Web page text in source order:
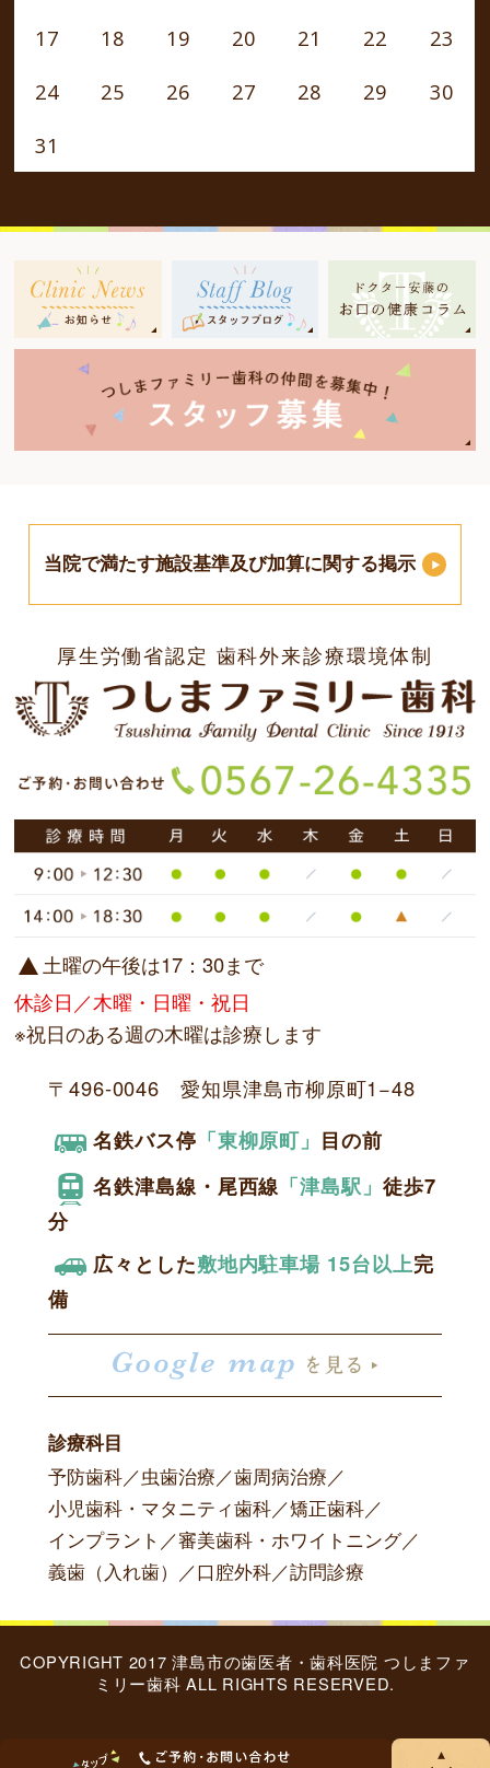
17
18 19 20 21 22
23
24
25 26 27 28 29
30
31
当院で満たす施設基準及び加算に関する掲示
厚生労働省認定 歯科外来診療環境体制
土曜の午後は17：30まで
休診日／木曜・日曜・祝日
※祝日のある週の木曜は診療します
〒496-0046 愛知県津島市柳原町1−48
名鉄バス停 「東柳原町」 目の前
名鉄津島線・尾西線 「津島駅」 徒歩7
分
広々とした敷地内駐車場 15台以上完
備
診療科目
予防歯科／虫歯治療 ／歯周病治療 ／
小児歯科・マタニティ歯科／矯正歯科／
インプラント ／審美歯科・ホワイトニング／
義歯（入れ歯）
／口腔外科／訪問診療
COPYRIGHT 2017 津島市の歯医者・歯科医院 つしまファ
ミリー歯科 ALL RIGHTS RESERVED.